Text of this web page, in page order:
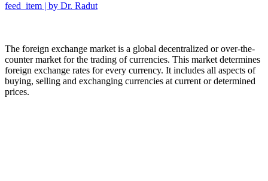
feed_item | by Dr. Radut
The foreign exchange market is a global decentralized or over-the-
counter market for the trading of currencies. This market determines
foreign exchange rates for every currency. It includes all aspects of
buying, selling and exchanging currencies at current or determined
prices.